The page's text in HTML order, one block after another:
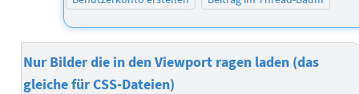
Nur Bilder die in den Viewport ragen laden (das
gleiche für CSS-Dateien)